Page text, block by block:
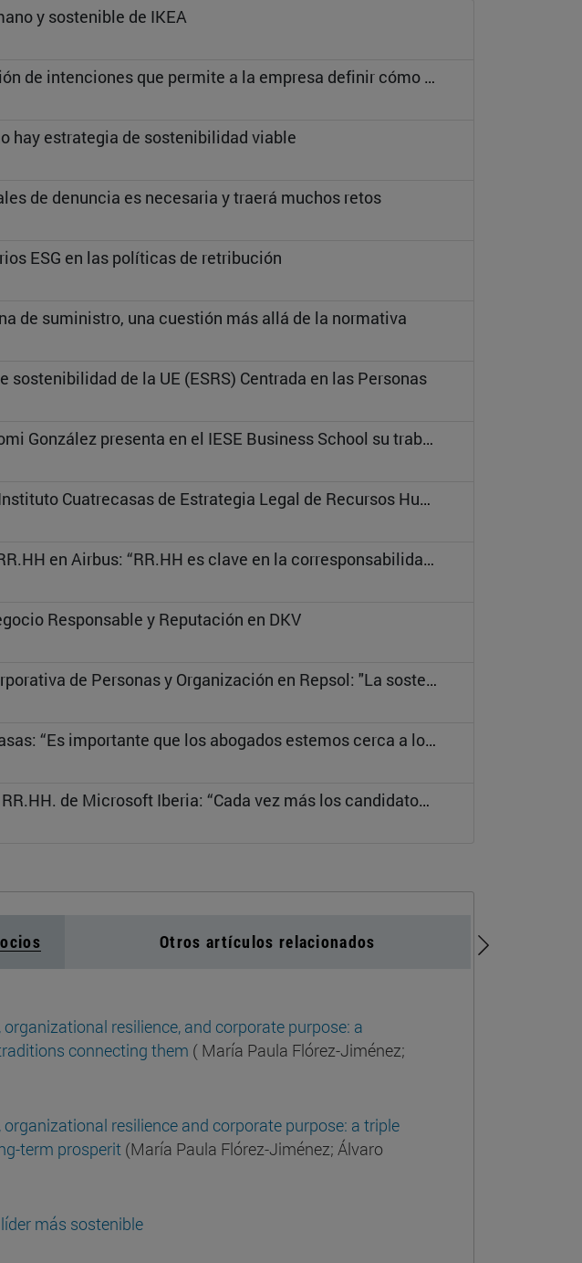
y sostenible de IKEA
El propósito es una declaración de intenciones que permite a la empresa definir cómo y en qué medida aportan a la sociedad
hay estrategia de sostenibilidad viable
de denuncia es necesaria y traerá muchos retos
ESG en las políticas de retribución
de suministro, una cuestión más allá de la normativa
sostenibilidad de la UE (ESRS) Centrada en las Personas
"Caso Cepsa": la alumna, Naomi González presenta en el IESE Business School su trabajo fin de máster
Guillermo Tena, director del Instituto Cuatrecasas de Estrategia Legal de Recursos Humanos
Antonio Lasaga, director de RR.HH en Airbus: “RR.HH es clave en la corresponsabilidad”
Responsable y Reputación en DKV
Carmen Muñoz, Directora Corporativa de Personas y Organización en Repsol: "La sostenibilidad no es un tema de un área específica"
Lara Vivas, socia de Cuatrecasas: “Es importante que los abogados estemos cerca a los equipos de RR.HH y de sostenibilidad”
Luisa Izquierdo, directora de RR.HH. de Microsoft Iberia: “Cada vez más los candidatos preguntan sobre nuestras estrategias de sostenibilidad”
Otros artículos relacionados
resilience, and corporate purpose: a
connecting them ( María Paula Flórez-Jiménez;
resilience and corporate purpose: a triple
term prosperit (María Paula Flórez-Jiménez; Álvaro
más sostenible